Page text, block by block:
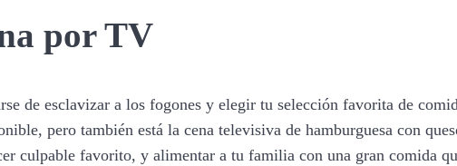
por TV
de esclavizar a los fogones y elegir tu selección favorita de
pero también está la cena televisiva de hamburguesa con
culpable favorito, y alimentar a tu familia con una gran comida